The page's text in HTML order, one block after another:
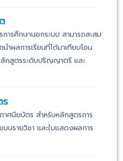
การศึกษานอกระบบ สามารถสะสม
ำผลการเรียนที่ได้มาเทียบโอน
กสูตรระดับปริญญาตรี และ
ร
กาศนียบัตร สำหรับหลักสูตรการ
บรายวิชา และใบแสดงผลการ